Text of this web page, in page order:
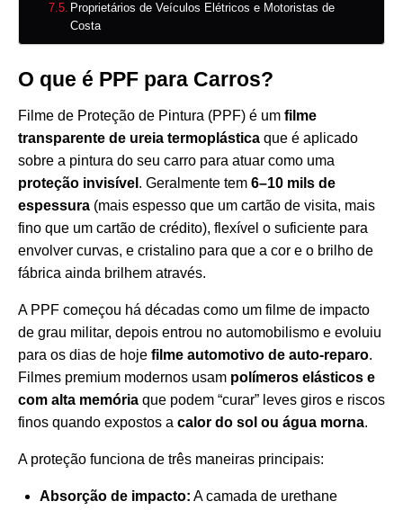
Proprietários de Veículos Elétricos e Motoristas de
Costa
O que é PPF para Carros?
Filme de Proteção de Pintura (PPF) é um filme
transparente de ureia termoplástica que é aplicado
sobre a pintura do seu carro para atuar como uma
proteção invisível . Geralmente tem 6–10 mils de
espessura (mais espesso que um cartão de visita, mais
fino que um cartão de crédito), flexível o suficiente para
envolver curvas, e cristalino para que a cor e o brilho de
fábrica ainda brilhem através.
A PPF começou há décadas como um filme de impacto
de grau militar, depois entrou no automobilismo e evoluiu
para os dias de hoje filme automotivo de auto-reparo.
Filmes premium modernos usam polímeros elásticos e
com alta memória que podem “curar” leves giros e riscos
finos quando expostos a calor do sol ou água morna.
A proteção funciona de três maneiras principais:
Absorção de impacto: A camada de urethane